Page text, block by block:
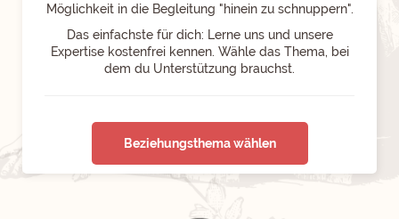
Möglichkeit in die Begleitung "hinein zu schnuppern".
Das einfachste für dich: Lerne uns und unsere
Expertise kostenfrei kennen. Wähle das Thema, bei
dem du Unterstützung brauchst.
Beziehungsthema wählen